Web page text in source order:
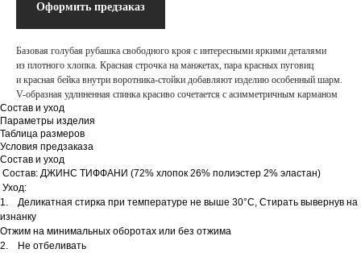
Оформить предзаказ
Базовая голубая рубашка свободного кроя с интересными яркими деталями
из плотного хлопка. Красная строчка на манжетах, пара красных пуговиц
и красная бейка внутри воротника-стойки добавляют изделию особенный шарм.
V-образная удлиненная спинка красиво сочетается с асимметричным карманом
Состав и уход
Параметры изделия
Таблица размеров
Условия предзаказа
Состав и уход
Состав: ДЖИНС ТИФФАНИ (72% хлопок 26% полиэстер 2% эластан)
Уход:
1. Деликатная стирка при температуре не выше 30°C, Стирать вывернув на
изнанку
Отжим на минимальных оборотах или без отжима
2. Не отбеливать